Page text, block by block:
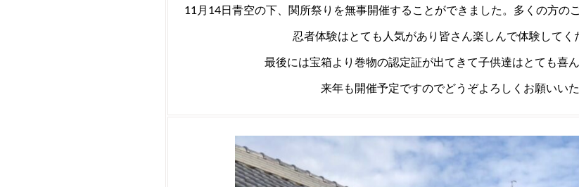
11月14日青空の下、関所祭りを無事開催することができました。多くの方の
忍者体験はとても人気があり皆さん楽しんで体験してく
最後には宝箱より巻物の認定証が出てきて子供達はとても喜
来年も開催予定ですのでどうぞよろしくお願いいた